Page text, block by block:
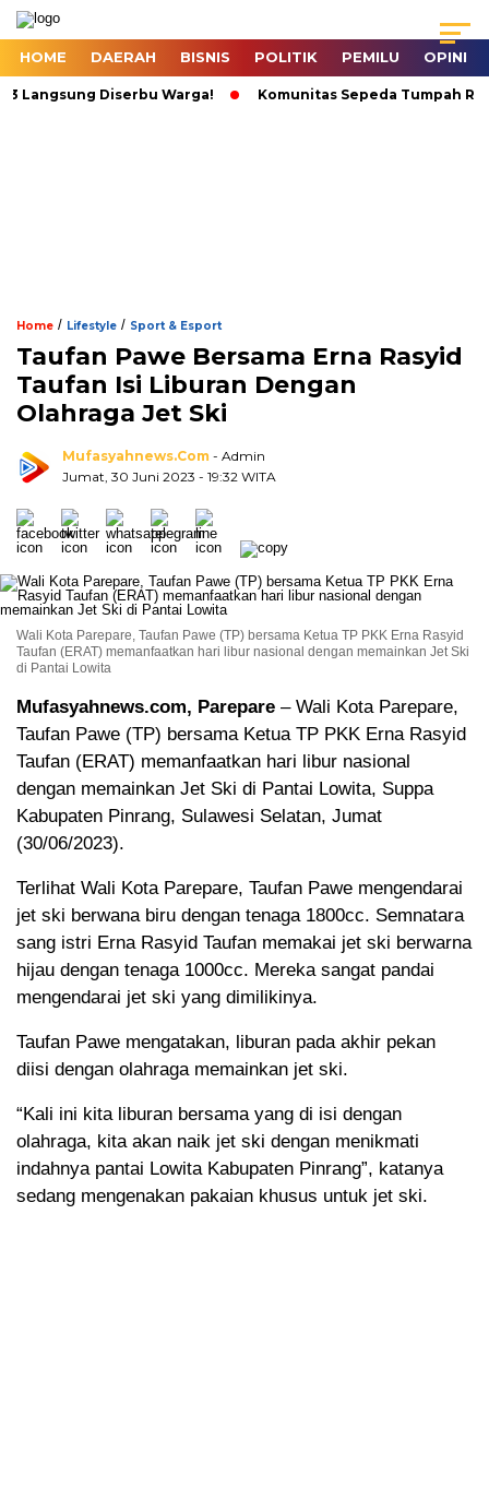
HOME DAERAH BISNIS POLITIK PEMILU OPINI
Diserbu Warga! Komunitas Sepeda Tumpah Ruah di
Home / Lifestyle / Sport & Esport
Taufan Pawe Bersama Erna Rasyid
Taufan Isi Liburan Dengan
Olahraga Jet Ski
Mufasyahnews.com - Admin
Jumat, 30 Juni 2023 - 19:32 WITA
Wali Kota Parepare, Taufan Pawe (TP) bersama Ketua TP PKK Erna Rasyid
Taufan (ERAT) memanfaatkan hari libur nasional dengan memainkan Jet Ski
di Pantai Lowita
Mufasyahnews.com, Parepare – Wali Kota Parepare,
Taufan Pawe (TP) bersama Ketua TP PKK Erna Rasyid
Taufan (ERAT) memanfaatkan hari libur nasional
dengan memainkan Jet Ski di Pantai Lowita, Suppa
Kabupaten Pinrang, Sulawesi Selatan, Jumat
(30/06/2023).
Terlihat Wali Kota Parepare, Taufan Pawe mengendarai
jet ski berwana biru dengan tenaga 1800cc. Semnatara
sang istri Erna Rasyid Taufan memakai jet ski berwarna
hijau dengan tenaga 1000cc. Mereka sangat pandai
mengendarai jet ski yang dimilikinya.
Taufan Pawe mengatakan, liburan pada akhir pekan
diisi dengan olahraga memainkan jet ski.
“Kali ini kita liburan bersama yang di isi dengan
olahraga, kita akan naik jet ski dengan menikmati
indahnya pantai Lowita Kabupaten Pinrang”, katanya
sedang mengenakan pakaian khusus untuk jet ski.